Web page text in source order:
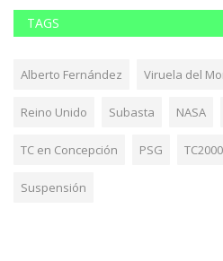
TAGS
Alberto Fernández Viruela del
Reino Unido Subasta NASA
TC en Concepción PSG TC2000
Suspensión